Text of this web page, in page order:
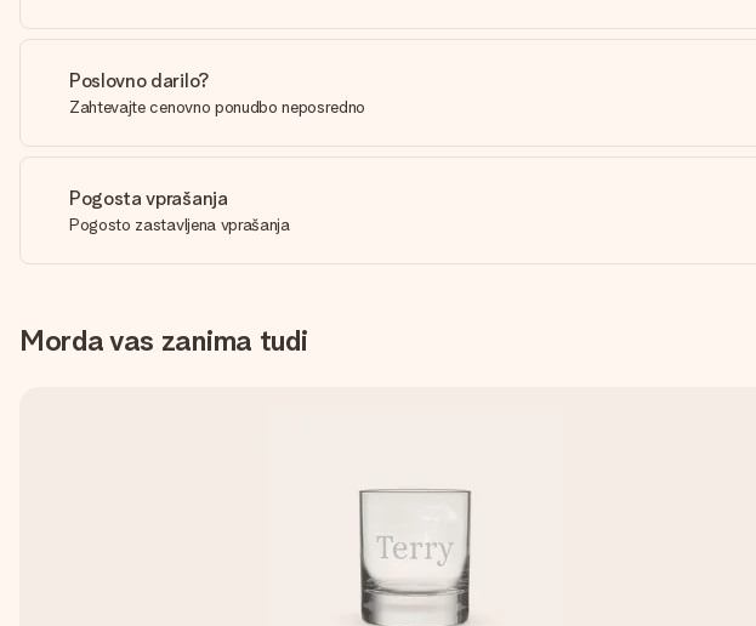
Poslovno darilo?
Zahtevajte cenovno ponudbo neposredno
Pogosta vprašanja
Pogosto zastavljena vprašanja
Morda vas zanima tudi